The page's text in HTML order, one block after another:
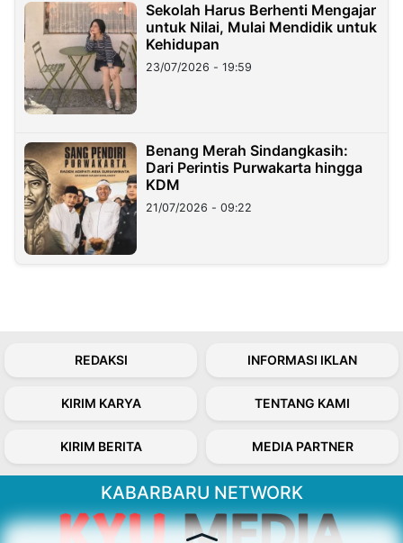
Sekolah Harus Berhenti Mengajar
untuk Nilai, Mulai Mendidik untuk
Kehidupan
23/07/2026 - 19:59
Benang Merah Sindangkasih:
Dari Perintis Purwakarta hingga
KDM
21/07/2026 - 09:22
REDAKSI INFORMASI IKLAN
KIRIM KARYA TENTANG KAMI
KIRIM BERITA MEDIA PARTNER
KABARBARU NETWORK